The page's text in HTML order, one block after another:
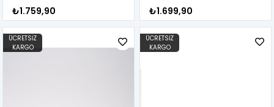
₺1.759,90 ₺1.699,90
ÜCRETSIZ
KARGO
ÜCRETSIZ
KARGO